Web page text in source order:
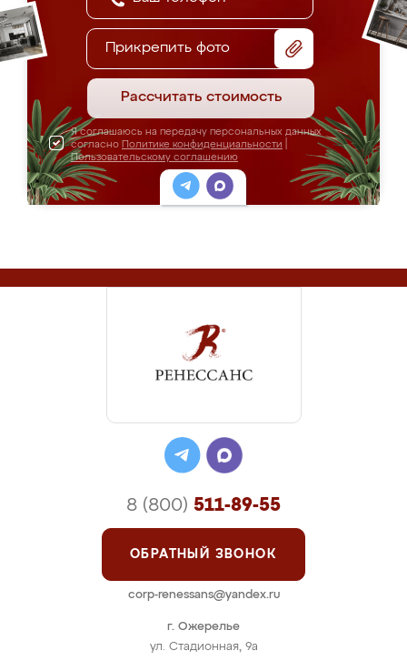
Прикрепить фото
Рассчитать стоимость
Я соглашаюсь на передачу персональных данных
согласно Политике конфиденциальности
Пользовательскому соглашению
г. Ожерелье
ул. Стадионная, 9а
8 (800) 511-89-55
ОБРАТНЫЙ ЗВОНОК
corp-renessans@yandex.ru